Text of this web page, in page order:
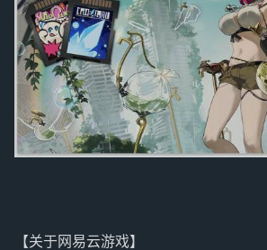
【关于网易云游戏】